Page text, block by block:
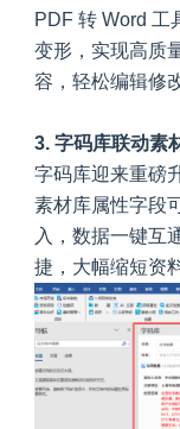
PDF 转 Word 工
变形，实现高质
容，轻松编辑修
3. 字码库联动素
字码库迎来重磅
素材库属性字段
入，数据一键互
捷，大幅缩短资